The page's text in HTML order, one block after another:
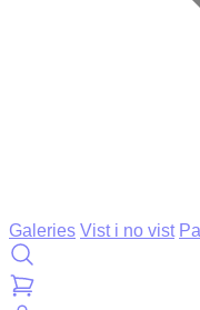
Galeries Vist i no vist